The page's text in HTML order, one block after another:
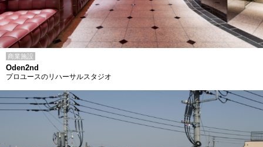
商業施設
Oden2nd
プロユースのリハーサルスタジオ